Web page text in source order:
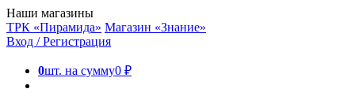
Наши магазины
ТРК «Пирамида» Магазин «Знание»
Вход / Регистрация
0шт. на сумму0 ₽